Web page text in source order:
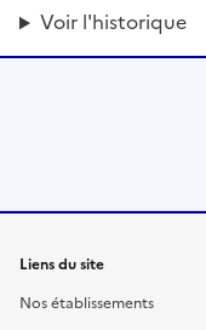
Voir l'historique
Liens du site
Nos établissements